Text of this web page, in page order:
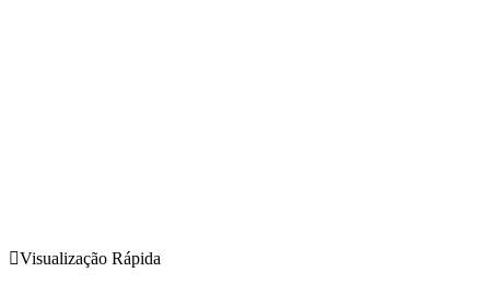
Visualização Rápida